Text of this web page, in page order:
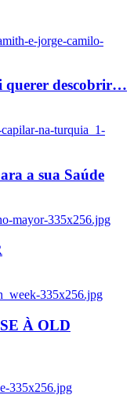
e-jorge-camilo-
querer descobrir…
na-turquia_1-
a sua Saúde
mayor-335x256.jpg
335x256.jpg
À OLD
335x256.jpg